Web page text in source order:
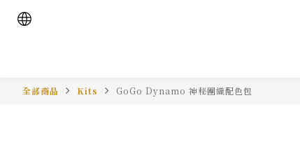
全部商品 Kits GoGo Dynamo 神秘團織配色包